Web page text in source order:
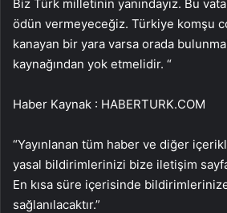
Biz Türk milletinin yanındayız. Bu
ödün vermeyeceğiz. Türkiye komşu
kanayan bir yara varsa orada
kaynağından yok etmelidir. “
Haber Kaynak : HABERTURK.COM
“Yayınlanan tüm haber ve diğer
yasal bildirimlerinizi bize iletişim
En kısa süre içerisinde
sağlanılacaktır.”